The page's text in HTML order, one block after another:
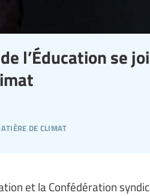
l’Éducation se
de climat
et la Confédération